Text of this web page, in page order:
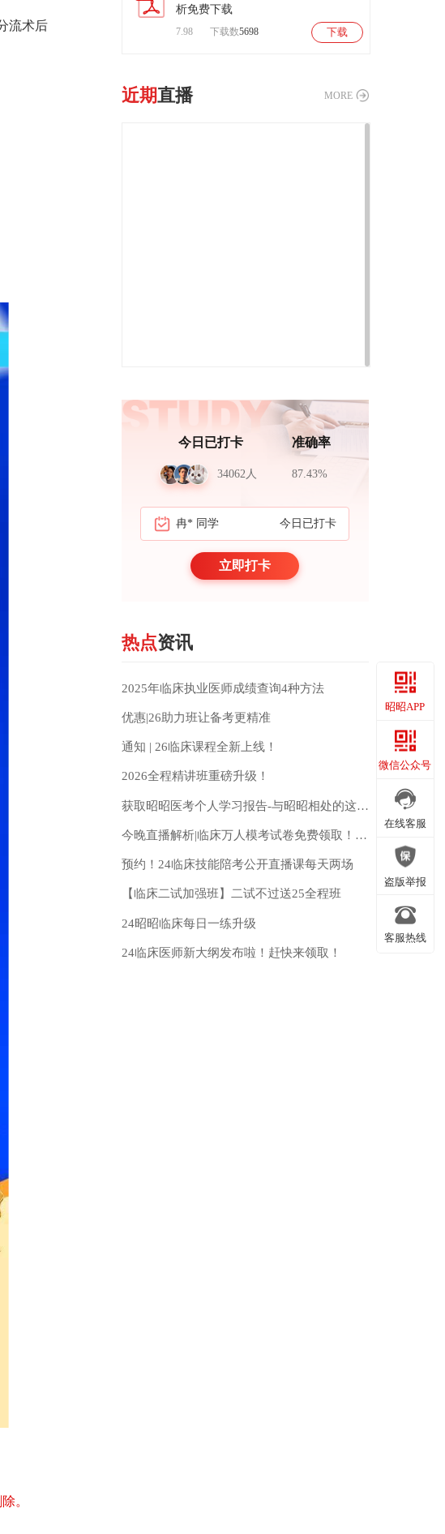
流术后
。
析免费下载
7.98 下载数5698 下载
近期直播 MORE
今日已打卡
34062人
准确率
87.43%
冉* 同学 今日已打卡
立即打卡
热点资讯
2025年临床执业医师成绩查询4种方法
优惠|26助力班让备考更精准
通知 | 26临床课程全新上线！
2026全程精讲班重磅升级！
获取昭昭医考个人学习报告-与昭昭相处的这些年都记得
今晚直播解析|临床万人模考试卷免费领取！测出你的真实水平！
预约！24临床技能陪考公开直播课每天两场
【临床二试加强班】二试不过送25全程班
24昭昭临床每日一练升级
24临床医师新大纲发布啦！赶快来领取！
昭昭APP
昭昭APP
微信公众号
微信公众号
在线客服
在线客服
盗版举报
盗版举报
客服热线